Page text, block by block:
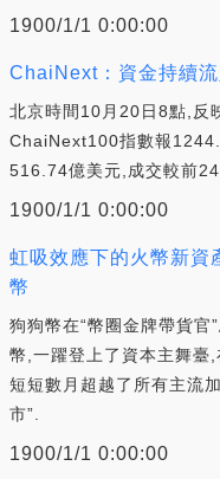
1900/1/1 0:00:00
ChaiNext：資金持續
北京時間10月20日8點,反
ChaiNext100指數報
516.74億美元,成交較前
1900/1/1 0:00:00
虹吸效應下的火幣新資
幣
狗狗幣在“幣圈金牌帶貨官
幣,一躍登上了資本主舞臺,
短短數月超越了所有主流
市”.
1900/1/1 0:00:00